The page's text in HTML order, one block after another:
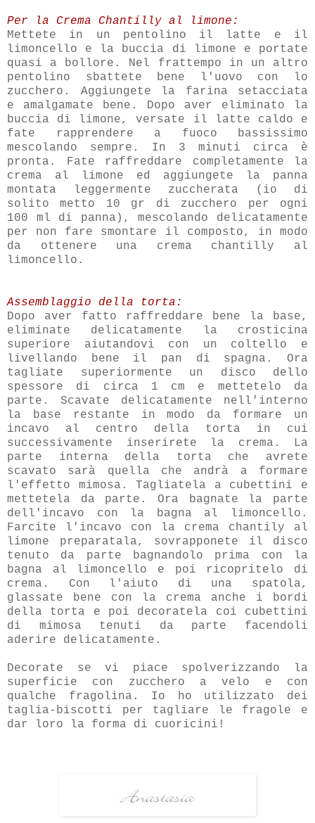
Per la Crema Chantilly al limone:
Mettete in un pentolino il latte e il
limoncello e la buccia di limone e portate
quasi a bollore. Nel frattempo in un altro
pentolino sbattete bene l'uovo con lo
zucchero. Aggiungete la farina setacciata
e amalgamate bene. Dopo aver eliminato la
buccia di limone, versate il latte caldo e
fate rapprendere a fuoco bassissimo
mescolando sempre. In 3 minuti circa è
pronta. Fate raffreddare completamente la
crema al limone ed aggiungete la panna
montata leggermente zuccherata (io di
solito metto 10 gr di zucchero per ogni
100 ml di panna), mescolando delicatamente
per non fare smontare il composto, in modo
da ottenere una crema chantilly al
limoncello.
Assemblaggio della torta:
Dopo aver fatto raffreddare bene la base,
eliminate delicatamente la crosticina
superiore aiutandovi con un coltello e
livellando bene il pan di spagna. Ora
tagliate superiormente un disco dello
spessore di circa 1 cm e mettetelo da
parte. Scavate delicatamente nell'interno
la base restante in modo da formare un
incavo al centro della torta in cui
successivamente inserirete la crema. La
parte interna della torta che avrete
scavato sarà quella che andrà a formare
l'effetto mimosa. Tagliatela a cubettini e
mettetela da parte. Ora bagnate la parte
dell'incavo con la bagna al limoncello.
Farcite l'incavo con la crema chantily al
limone preparatala, sovrapponete il disco
tenuto da parte bagnandolo prima con la
bagna al limoncello e poi ricopritelo di
crema. Con l'aiuto di una spatola,
glassate bene con la crema anche i bordi
della torta e poi decoratela coi cubettini
di mimosa tenuti da parte facendoli
aderire delicatamente.
Decorate se vi piace spolverizzando la
superficie con zucchero a velo e con
qualche fragolina. Io ho utilizzato dei
taglia-biscotti per tagliare le fragole e
dar loro la forma di cuoricini!